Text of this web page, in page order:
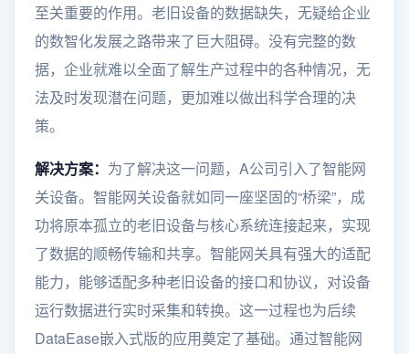
至关重要的作用。老旧设备的数据缺失，无疑给企业
的数智化发展之路带来了巨大阻碍。没有完整的数
据，企业就难以全面了解生产过程中的各种情况，无
法及时发现潜在问题，更加难以做出科学合理的决
策。
解决方案： 为了解决这一问题，A公司引入了智能网
关设备。智能网关设备就如同一座坚固的“桥梁”，成
功将原本孤立的老旧设备与核心系统连接起来，实现
了数据的顺畅传输和共享。智能网关具有强大的适配
能力，能够适配多种老旧设备的接口和协议，对设备
运行数据进行实时采集和转换。这一过程也为后续
DataEase嵌入式版的应用奠定了基础。通过智能网